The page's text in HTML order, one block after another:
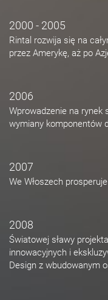
2000 - 2005
Rintal rozwija się na
przez Amerykę, aż po
2006
Wprowadzenie na rynek
wymiany komponentów
2007
We Włoszech
2008
Światowej sławy
innowacyjnych i
Design z wbudowanym